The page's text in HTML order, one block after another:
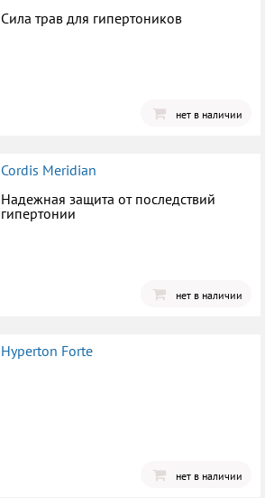
Сила трав для гипертоников
нет в наличии
Cordis Meridian
Надежная защита от последствий
гипертонии
нет в наличии
Hyperton Forte
нет в наличии